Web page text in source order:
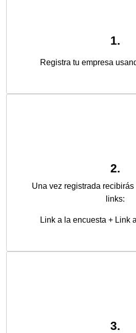
1.
Registra tu empresa
2.
Una vez registrada
links:
Link a la encuesta + Link
3.